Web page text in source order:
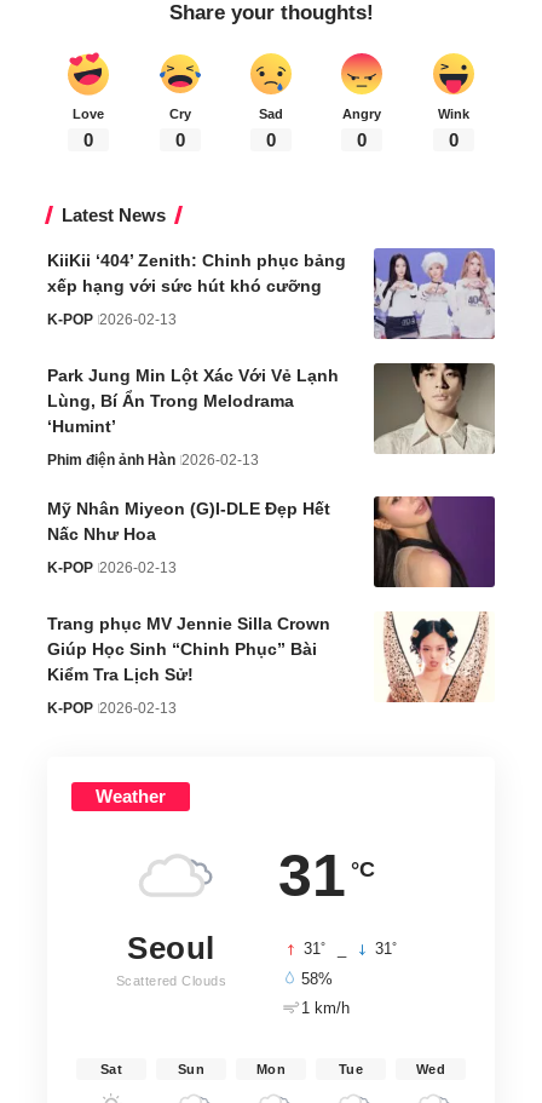
Share your thoughts!
Love
0
Cry
0
Sad
0
Angry
0
Wink
0
Latest News
KiiKii ‘404’ Zenith: Chinh phục bảng
xếp hạng với sức hút khó cưỡng
K-POP 2026-02-13
Park Jung Min Lột Xác Với Vẻ Lạnh
Lùng, Bí Ẩn Trong Melodrama
‘Humint’
Phim điện ảnh Hàn 2026-02-13
Mỹ Nhân Miyeon (G)I-DLE Đẹp Hết
Nấc Như Hoa
K-POP 2026-02-13
Trang phục MV Jennie Silla Crown
Giúp Học Sinh “Chinh Phục” Bài
Kiểm Tra Lịch Sử!
K-POP 2026-02-13
Weather
31 °C
Seoul
Scattered Clouds
31° 31°
58%
1 km/h
Sat Sun Mon Tue Wed